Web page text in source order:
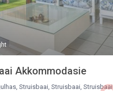
Akkommodasie
Struisbaai, Struisbaai Struisbaai